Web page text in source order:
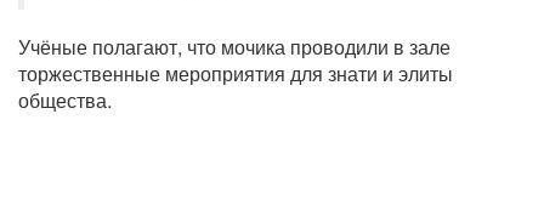
Учёные полагают, что мочика проводили в зале
торжественные мероприятия для знати и элиты
общества.